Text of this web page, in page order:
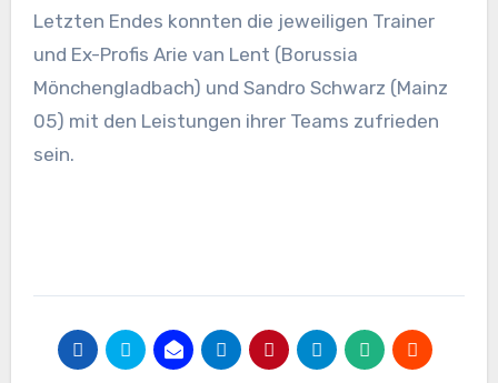
Letzten Endes konnten die jeweiligen Trainer
und Ex-Profis Arie van Lent (Borussia
Mönchengladbach) und Sandro Schwarz (Mainz
05) mit den Leistungen ihrer Teams zufrieden
sein.